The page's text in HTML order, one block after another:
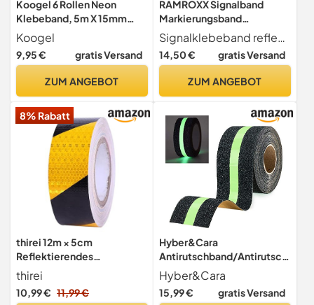
Koogel 6 Rollen Neon
Klebeband, 5m X 15mm
Fluoreszierendes UV Tape
Koogel
9,95 € gratis Versand
ZUM ANGEBOT
RAMROXX Signalband
Markierungsband
Absperrband selbstklebend
reflektierend rot 60m
Signalklebeband reflektierend selbstklebend Farbe rot Breite 5 cm Länge 60 Meter (Sie erhalten 6 Rollen a 10 Meter) Hochwertig und sehr robust Durch die selbstklebende Rückseite einfach und schnell anzubringen Zusätzliche Sicherheit durch die reflektierende Oberfläche - dadurch auch nachts beim Anleuchten sehr gut erkennbar Ideal zum markieren von Gefahren- und Unfallstellen, Hindernissen, Treppenkanten, u.s.w.
14,50 € gratis Versand
ZUM ANGEBOT
8% Rabatt
thirei 12m × 5cm
Reflektierendes
Klebeband,
Warnklebeband
Sicherheitsband-
thirei
10,99 € 11,99 €
Hyber&Cara
Antirutschband/Antirutsch
streifen - Rutschfestes
Klebeband Im Dunkeln
leuchtend für Treppen,
Hyber&Cara
15,99 € gratis Versand